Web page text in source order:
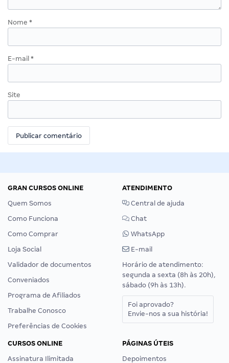
Nome *
E-mail *
Site
GRAN CURSOS ONLINE
Quem Somos
Como Funciona
Como Comprar
Loja Social
Validador de documentos
Conveniados
Programa de Afiliados
Trabalhe Conosco
Preferências de Cookies
ATENDIMENTO
Central de ajuda
Chat
WhatsApp
E-mail
Horário de atendimento:
segunda a sexta (8h às 20h),
sábado (9h às 13h).
Foi aprovado?
Envie-nos a sua história!
CURSOS ONLINE
Assinatura Ilimitada
PÁGINAS ÚTEIS
Depoimentos